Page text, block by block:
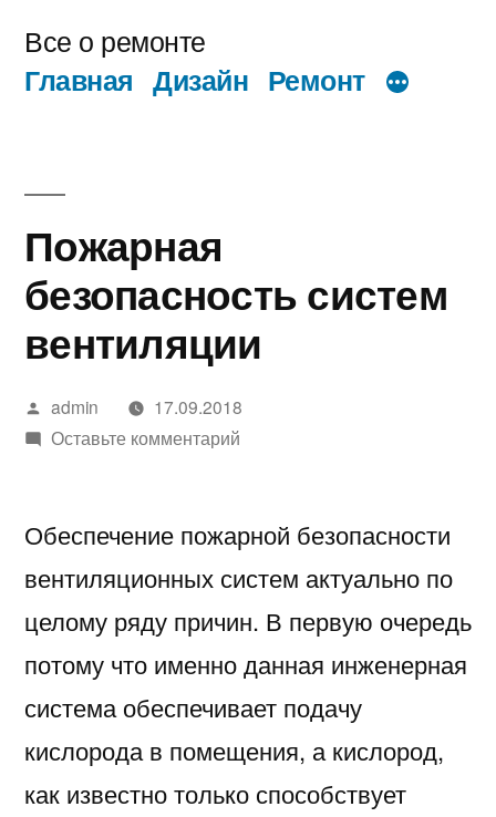
содержимому
Все о ремонте
Главная Дизайн Ремонт
Пожарная
безопасность систем
вентиляции
Написано
автором
admin
17.09.2018
Оставьте комментарийк
систем
Обеспечение пожарной безопасности
вентиляционных систем актуально по
целому ряду причин. В первую очередь
потому что именно данная инженерная
система обеспечивает подачу
кислорода в помещения, а кислород,
как известно только способствует